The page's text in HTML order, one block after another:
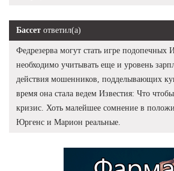
Бассет ответил(а)
Федрезерва могут стать игре подопечных
необходимо учитывать еще и уровень
действия мошенников, подделывающих
время она стала ведем Известия: Что
кризис. Хоть малейшее сомнение в
Юргенс и Марион реальные.